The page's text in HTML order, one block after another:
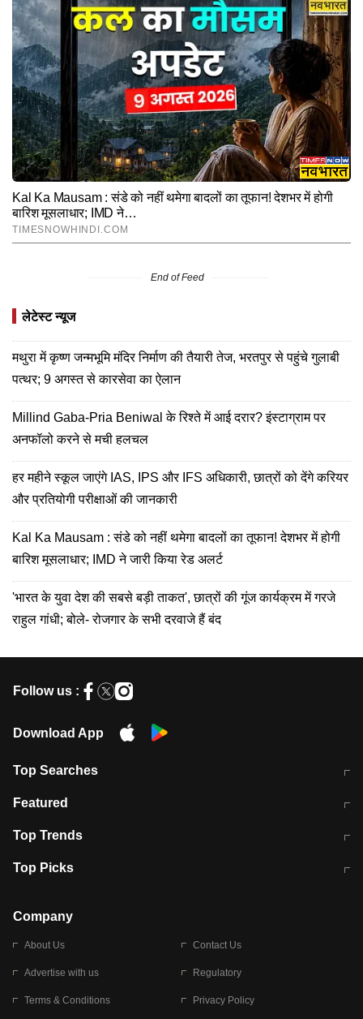
End of Feed
लेटेस्ट न्यूज
मथुरा में कृष्ण जन्मभूमि मंदिर निर्माण की तैयारी तेज, भरतपुर से पहुंचे गुलाबी
पत्थर; 9 अगस्त से कारसेवा का ऐलान
Millind Gaba-Pria Beniwal के रिश्ते में आई दरार? इंस्टाग्राम पर
अनफॉलो करने से मची हलचल
हर महीने स्कूल जाएंगे IAS, IPS और IFS अधिकारी, छात्रों को देंगे करियर
और प्रतियोगी परीक्षाओं की जानकारी
Kal Ka Mausam : संडे को नहीं थमेगा बादलों का तूफान! देशभर में होगी
बारिश मूसलाधार; IMD ने जारी किया रेड अलर्ट
'भारत के युवा देश की सबसे बड़ी ताकत', छात्रों की गूंज कार्यक्रम में गरजे
राहुल गांधी; बोले- रोजगार के सभी दरवाजे हैं बंद
Follow us :
Download App
Top Searches
मुंबई में लगे 'जेन जी' के पोस्टर, लिखा- 'मैं
Featured
10 अगस्त को विधानसभा का घेराव करेंगे
Top Trends
RBI का नया नियम: अब बैंकों को अपनी सभी
Top Picks
बारिश की चेतावनी
Company
About Us Contact Us
Advertise with us Regulatory
Terms & Conditions Privacy Policy